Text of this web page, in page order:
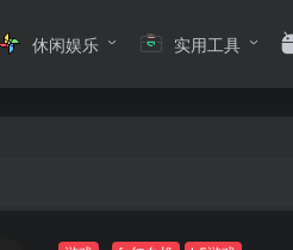
休闲娱乐 实用工具